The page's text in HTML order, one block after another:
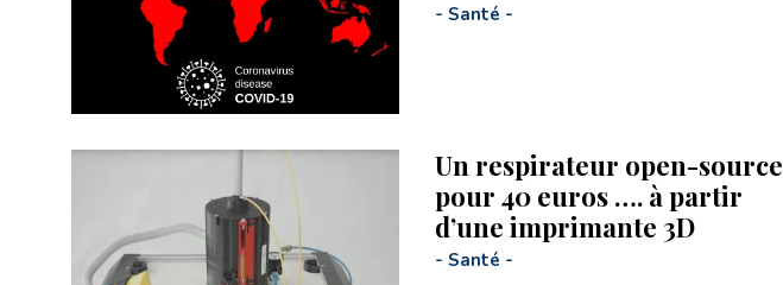
- Santé -
Un respirateur open-source
pour 40 euros …. à partir
d’une imprimante 3D
- Santé -